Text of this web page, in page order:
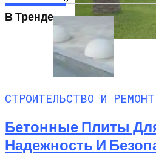
Смартфоны И
Семейную Жизнь
Недвижимость
Посредников
В Тренде
СТРОИТЕЛЬСТВО И РЕМОНТ
Бетонные Плиты
Надежность И